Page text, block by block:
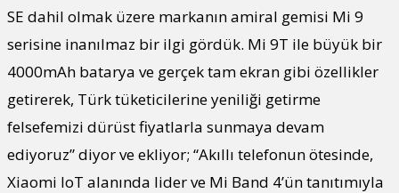
SE dahil olmak üzere markanın amiral gemisi Mi 9
serisine inanılmaz bir ilgi gördük. Mi 9T ile büyük bir
4000mAh batarya ve gerçek tam ekran gibi özellikler
getirerek, Türk tüketicilerine yeniliği getirme
felsefemizi dürüst fiyatlarla sunmaya devam
ediyoruz” diyor ve ekliyor; “Akıllı telefonun ötesinde,
Xiaomi IoT alanında lider ve Mi Band 4’ün tanıtımıyla